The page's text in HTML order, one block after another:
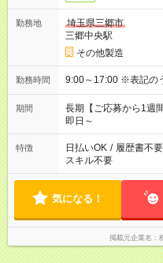
勤務地
埼玉県三郷市
三郷中央駅
その他製造
勤務時間 9:00～17:00
期間
長期【ご応募から1週
即日～
特徴 日払いOK / 履歴書不要
スキル不要
気になる！
掲載元企業名